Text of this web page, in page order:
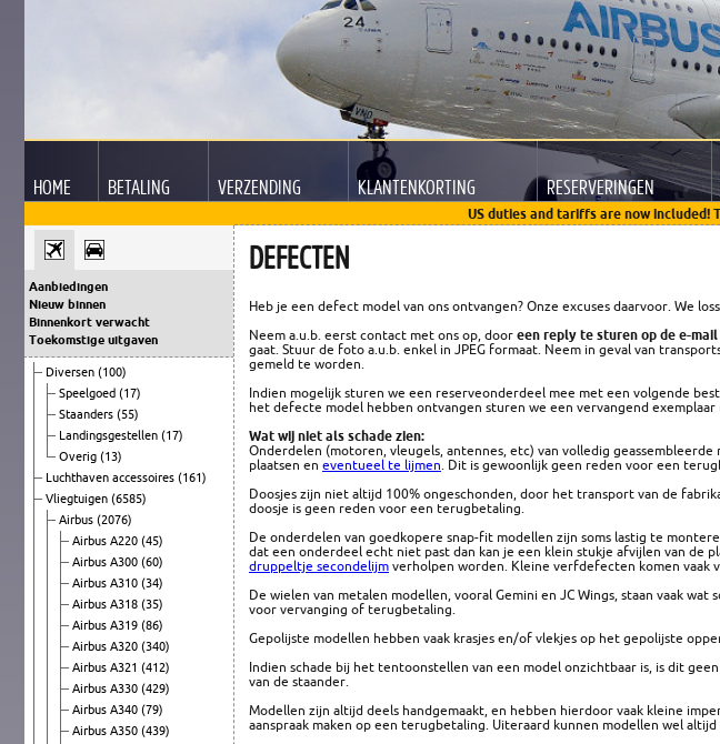
HOME BETALING VERZENDING KLANTENKORTING RESERVERINGEN
US duties and tariffs are now included!
Aanbiedingen
Nieuw binnen
Binnenkort verwacht
Toekomstige uitgaven
Diversen (100)
Speelgoed (17)
Staanders (55)
Landingsgestellen (17)
Overig (13)
Luchthaven accessoires (161)
Vliegtuigen (6585)
Airbus (2076)
Airbus A220 (45)
Airbus A300 (60)
Airbus A310 (34)
Airbus A318 (35)
Airbus A319 (86)
Airbus A320 (340)
Airbus A321 (412)
Airbus A330 (429)
Airbus A340 (79)
Airbus A350 (439)
DEFECTEN
Heb je een defect model van ons ontvangen? Onze excuses daarvoor. We
Neem a.u.b. eerst contact met ons op, door een reply te sturen op de e-
gaat. Stuur de foto a.u.b. enkel in JPEG formaat. Neem in geval van
gemeld te worden.
Indien mogelijk sturen we een reserveonderdeel mee met een volgende
het defecte model hebben ontvangen sturen we een vervangend
Wat wij niet als schade zien:
Onderdelen (motoren, vleugels, antennes, etc) van volledig
plaatsen en eventueel te lijmen . Dit is gewoonlijk geen reden voor een
Doosjes zijn niet altijd 100% ongeschonden, door het transport van de
doosje is geen reden voor een terugbetaling.
De onderdelen van goedkopere snap-fit ​​modellen zijn soms lastig te
dat een onderdeel echt niet past dan kan je een klein stukje afvijlen van de
druppeltje secondelijm verholpen worden. Kleine verfdefecten komen vaak
De wielen van metalen modellen, vooral Gemini en JC Wings, staan ​​vaak
voor vervanging of terugbetaling.
Gepolijste modellen hebben vaak krasjes en/of vlekjes op het gepolijste
Indien schade bij het tentoonstellen van een model onzichtbaar is, is dit
van de staander.
Modellen zijn altijd deels handgemaakt, en hebben hierdoor vaak kleine
aanspraak maken op een terugbetaling. Uiteraard kunnen modellen wel